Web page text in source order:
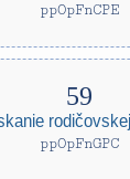
ppOpFnCPE
ppOpFnGPC